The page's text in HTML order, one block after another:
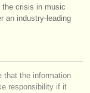
the crisis in music
an industry-leading
that the information
responsibility if it